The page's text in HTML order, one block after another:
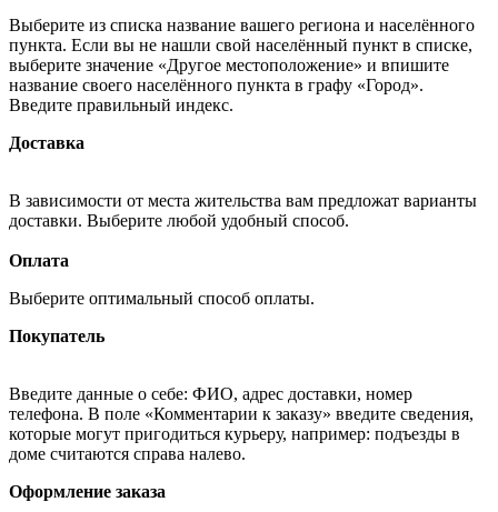
Выберите из списка название вашего региона и населённого
пункта. Если вы не нашли свой населённый пункт в списке,
выберите значение «Другое местоположение» и впишите
название своего населённого пункта в графу «Город».
Введите правильный индекс.
Доставка
В зависимости от места жительства вам предложат варианты
доставки. Выберите любой удобный способ.
Оплата
Выберите оптимальный способ оплаты.
Покупатель
Введите данные о себе: ФИО, адрес доставки, номер
телефона. В поле «Комментарии к заказу» введите сведения,
которые могут пригодиться курьеру, например: подъезды в
доме считаются справа налево.
Оформление заказа